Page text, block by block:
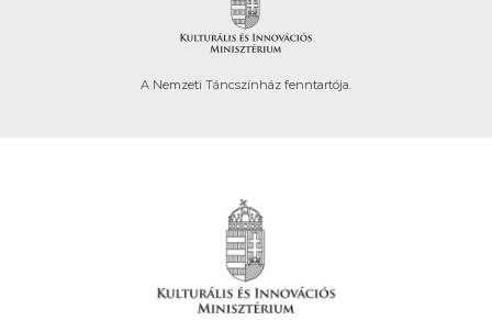
A Nemzeti Táncszínház fenntartója.